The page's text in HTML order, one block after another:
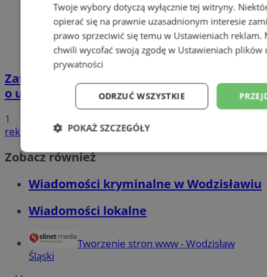
Zatrzymano 35-latka związanego ze sprawą
o usiłowanie zabójstwa!
1
reklama
Zobacz również
Wiadomości kryminalne w Wodzisławiu
Wiadomości lokalne
Tworzenie stron www - Wodzisław
Śląski
Twoje wybory dotyczą wyłącznie tej witryny.
opierać się na prawnie uzasadnionym interesie
prawo sprzeciwić się temu w Ustawieniach reklam.
chwili wycofać swoją zgodę w Ustawieniach plików
prywatności
ODRZUĆ WSZYSTKIE
POKAŻ SZCZEGÓŁY
Niezbędne Wydajność